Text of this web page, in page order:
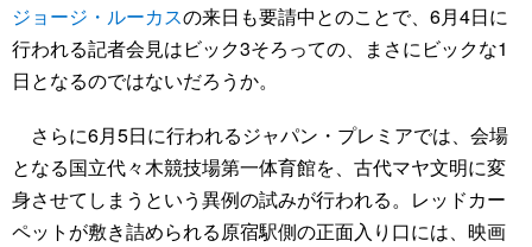
ジョージ・ルーカスの来日も要請中とのことで、6月4日に
行われる記者会見はビック3そろっての、まさにビックな1
日となるのではないだろうか。
さらに6月5日に行われるジャパン・プレミアでは、会場
となる国立代々木競技場第一体育館を、古代マヤ文明に変
身させてしまうという異例の試みが行われる。レッドカー
ペットが敷き詰められる原宿駅側の正面入り口には、映画